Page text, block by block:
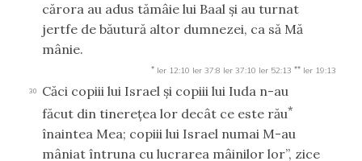
cărora au adus tămâie lui Baal şi au turnat
jertfe de băutură altor dumnezei, ca să Mă
mânie.
* Ier 12:10 Ier 37:8 Ier 37:10 Ier 52:13 ** Ier 19:13
30
Căci copiii lui Israel şi copiii lui Iuda n-au
făcut din tinereţea lor decât ce este rău*
înaintea Mea; copiii lui Israel numai M-au
mâniat întruna cu lucrarea mâinilor lor”, zice